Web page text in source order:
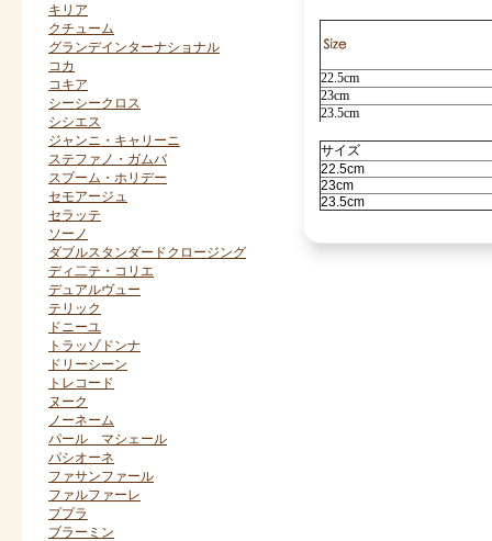
キリア
クチューム
グランデインターナショナル
コカ
コキア
シーシークロス
シシエス
ジャンニ・キャリーニ
ステファノ・ガムバ
スプーム・ホリデー
セモアージュ
セラッテ
ソーノ
ダブルスタンダードクロージング
ディ二テ・コリエ
デュアルヴュー
テリック
ドニーユ
トラッゾドンナ
ドリーシーン
トレコード
ヌーク
ノーネーム
パール マシェール
パシオーネ
ファサンファール
ファルファーレ
ププラ
ブラーミン
22.5cm
23cm
23.5cm
サイズ
22.5cm
23cm
23.5cm